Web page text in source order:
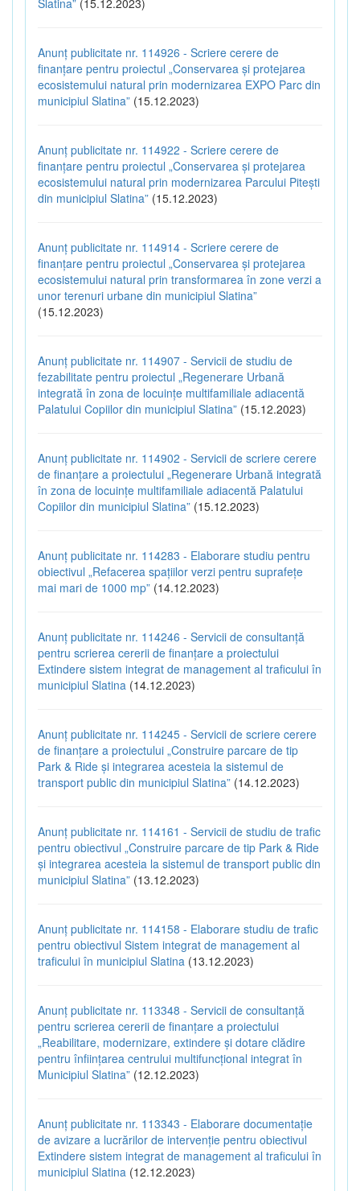
Anunț publicitate nr. 114926 - Scriere cerere de
finanțare pentru proiectul „Conservarea și protejarea
ecosistemului natural prin modernizarea EXPO Parc din
municipiul Slatina” (15.12.2023)
Anunț publicitate nr. 114922 - Scriere cerere de
finanțare pentru proiectul „Conservarea și protejarea
ecosistemului natural prin modernizarea Parcului Pitești
din municipiul Slatina” (15.12.2023)
Anunț publicitate nr. 114914 - Scriere cerere de
finanțare pentru proiectul „Conservarea și protejarea
ecosistemului natural prin transformarea în zone verzi a
unor terenuri urbane din municipiul Slatina”
(15.12.2023)
Anunț publicitate nr. 114907 - Servicii de studiu de
fezabilitate pentru proiectul „Regenerare Urbană
integrată în zona de locuințe multifamiliale adiacentă
Palatului Copiilor din municipiul Slatina” (15.12.2023)
Anunț publicitate nr. 114902 - Servicii de scriere cerere
de finanțare a proiectului „Regenerare Urbană integrată
în zona de locuințe multifamiliale adiacentă Palatului
Copiilor din municipiul Slatina” (15.12.2023)
Anunț publicitate nr. 114283 - Elaborare studiu pentru
obiectivul „Refacerea spațiilor verzi pentru suprafețe
mai mari de 1000 mp” (14.12.2023)
Anunț publicitate nr. 114246 - Servicii de consultanță
pentru scrierea cererii de finanțare a proiectului
Extindere sistem integrat de management al traficului în
municipiul Slatina (14.12.2023)
Anunț publicitate nr. 114245 - Servicii de scriere cerere
de finanțare a proiectului „Construire parcare de tip
Park & Ride și integrarea acesteia la sistemul de
transport public din municipiul Slatina” (14.12.2023)
Anunț publicitate nr. 114161 - Servicii de studiu de trafic
pentru obiectivul „Construire parcare de tip Park & Ride
și integrarea acesteia la sistemul de transport public din
municipiul Slatina” (13.12.2023)
Anunț publicitate nr. 114158 - Elaborare studiu de trafic
pentru obiectivul Sistem integrat de management al
traficului în municipiul Slatina (13.12.2023)
Anunț publicitate nr. 113348 - Servicii de consultanță
pentru scrierea cererii de finanțare a proiectului
„Reabilitare, modernizare, extindere și dotare clădire
pentru înființarea centrului multifuncțional integrat în
Municipiul Slatina” (12.12.2023)
Anunț publicitate nr. 113343 - Elaborare documentație
de avizare a lucrărilor de intervenție pentru obiectivul
Extindere sistem integrat de management al traficului în
municipiul Slatina (12.12.2023)